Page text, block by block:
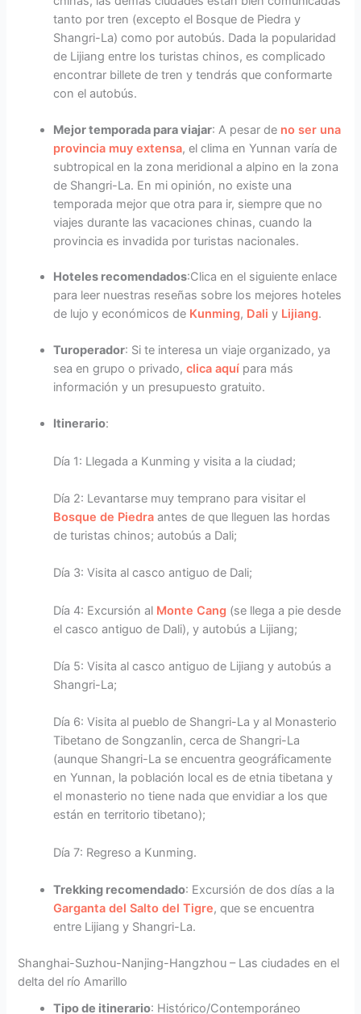
tanto por tren (excepto el Bosque de Piedra y
Shangri-La) como por autobús. Dada la popularidad
de Lijiang entre los turistas chinos, es complicado
encontrar billete de tren y tendrás que conformarte
con el autobús.
Mejor temporada para viajar: A pesar de no ser una
provincia muy extensa, el clima en Yunnan varía de
subtropical en la zona meridional a alpino en la zona
de Shangri-La. En mi opinión, no existe una
temporada mejor que otra para ir, siempre que no
viajes durante las vacaciones chinas, cuando la
provincia es invadida por turistas nacionales.
Hoteles recomendados:Clica en el siguiente enlace
para leer nuestras reseñas sobre los mejores hoteles
de lujo y económicos de Kunming, Dali y Lijiang.
Turoperador: Si te interesa un viaje organizado, ya
sea en grupo o privado,clica aquí para más
información y un presupuesto gratuito.
Itinerario:
Día 1: Llegada a Kunming y visita a la ciudad;
Día 2: Levantarse muy temprano para visitar el
Bosque de Piedra antes de que lleguen las hordas
de turistas chinos; autobús a Dali;
Día 3: Visita al casco antiguo de Dali;
Día 4: Excursión al Monte Cang (se llega a pie desde
el casco antiguo de Dali), y autobús a Lijiang;
Día 5: Visita al casco antiguo de Lijiang y autobús a
Shangri-La;
Día 6: Visita al pueblo de Shangri-La y al Monasterio
Tibetano de Songzanlin, cerca de Shangri-La
(aunque Shangri-La se encuentra geográficamente
en Yunnan, la población local es de etnia tibetana y
el monasterio no tiene nada que envidiar a los que
están en territorio tibetano);
Día 7: Regreso a Kunming.
Trekking recomendado: Excursión de dos días a la
Garganta del Salto del Tigre, que se encuentra
entre Lijiang y Shangri-La.
Shanghai-Suzhou-Nanjing-Hangzhou – Las ciudades en el
delta del río Amarillo
Tipo de itinerario: Histórico/Contemporáneo